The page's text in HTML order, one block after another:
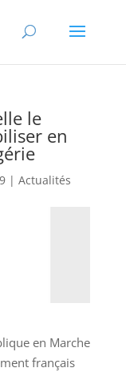
le
en
| Actualités
en Marche
français